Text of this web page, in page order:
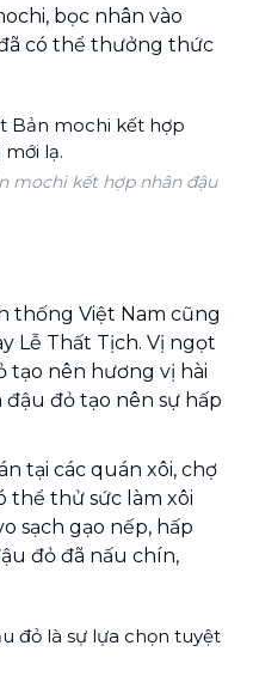
bọc nhân vào
có thể thưởng thức
mochi kết hợp nhân đậu
thống Việt Nam cũng
Lễ Thất Tịch. Vị ngọt
tạo nên hương vị hài
đỏ tạo nên sự hấp
tại các quán xôi, chợ
thể thử sức làm xôi
sạch gạo nếp, hấp
đỏ đã nấu chín,